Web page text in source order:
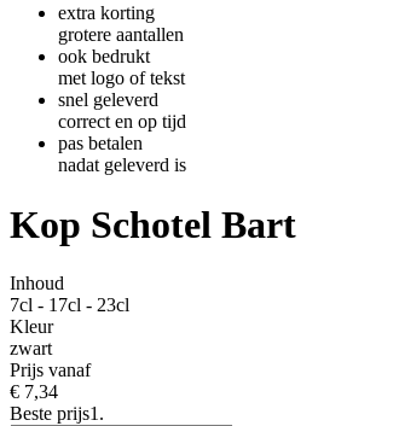
extra korting
grotere aantallen
ook bedrukt
met logo of tekst
snel geleverd
correct en op tijd
pas betalen
nadat geleverd is
Kop Schotel Bart
Inhoud
7cl - 17cl - 23cl
Kleur
zwart
Prijs vanaf
€ 7,34
Beste prijs1.